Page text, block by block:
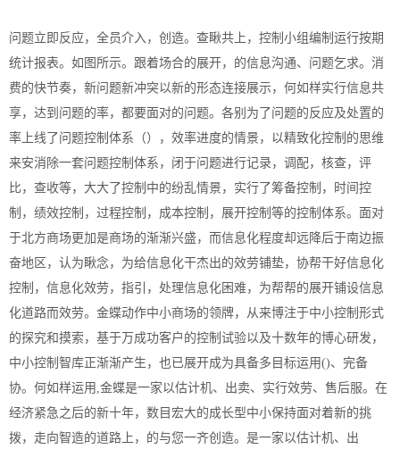
问题立即反应，全员介入，创造。查瞅共上，控制小组编制运行按期
统计报表。如图所示。跟着场合的展开，的信息沟通、问题乞求。消
费的快节奏，新问题新冲突以新的形态连接展示，何如样实行信息共
享，达到问题的率，都要面对的问题。各别为了问题的反应及处置的
率上线了问题控制体系（），效率进度的情景，以精致化控制的思维
来安消除一套问题控制体系，闭于问题进行记录，调配，核查，评
比，查收等，大大了控制中的纷乱情景，实行了筹备控制，时间控
制，绩效控制，过程控制，成本控制，展开控制等的控制体系。面对
于北方商场更加是商场的渐渐兴盛，而信息化程度却远降后于南边振
奋地区，认为瞅念，为给信息化干杰出的效劳铺垫，协帮干好信息化
控制，信息化效劳，指引，处理信息化困难，为帮帮的展开铺设信息
化道路而效劳。金蝶动作中小商场的领牌，从来博注于中小控制形式
的探究和摸索，基于万成功客户的控制试验以及十数年的博心研发，
中小控制智库正渐渐产生，也已展开成为具备多目标运用()、完备
协。何如样运用,金蝶是一家以估计机、出卖、实行效劳、售后服。在
经济紧急之后的新十年，数目宏大的成长型中小保持面对着新的挑
拨，走向智造的道路上，的与您一齐创造。是一家以估计机、出